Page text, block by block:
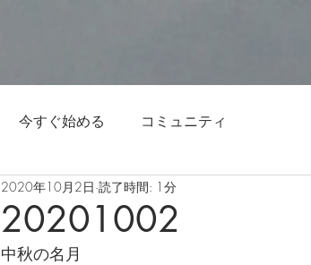
今すぐ始める コミュニティ
20201002
2020年10月2日 読了時間: 1分
中秋の名月